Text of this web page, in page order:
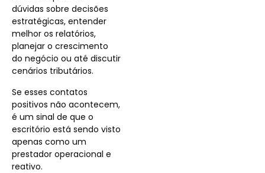
dúvidas sobre decisões
estratégicas, entender
melhor os relatórios,
planejar o crescimento
do negócio ou até discutir
cenários tributários.
Se esses contatos
positivos não acontecem,
é um sinal de que o
escritório está sendo visto
apenas como um
prestador operacional e
reativo.